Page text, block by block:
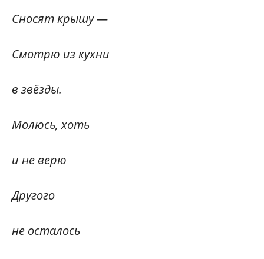
Сносят крышу —
Смотрю из кухни
в звёзды.
Молюсь, хоть
и не верю
Другого
не осталось